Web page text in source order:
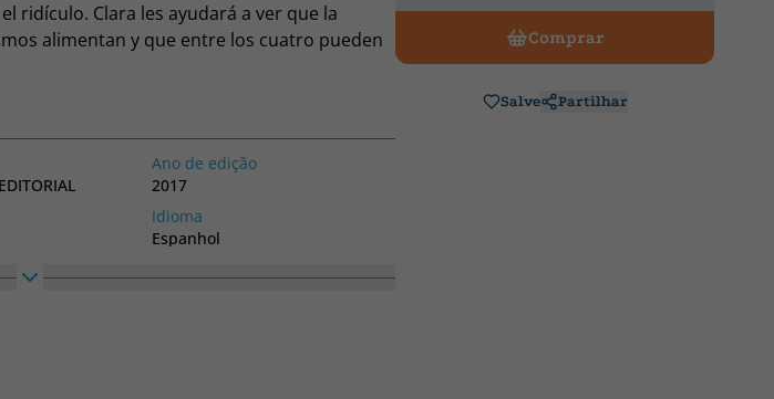
ridículo. Clara les ayudará a ver que la
alimentan y que entre los cuatro pueden
Ano de edição
2017
Idioma
Espanhol
Comprar
Salve Partilhar